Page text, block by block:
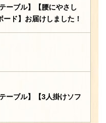
ーブル】【腰にやさし
ド】お届けしました！
ーブル】【3人掛けソフ